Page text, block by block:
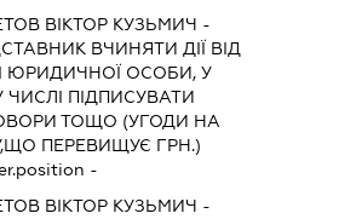
ВІКТОР КУЗЬМИЧ -
ВЧИНЯТИ ДІЇ ВІД
ЮРИДИЧНОЇ ОСОБИ, У
ЧИСЛІ ПІДПИСУВАТИ
ТОЩО (УГОДИ НА
ПЕРЕВИЩУЄ ГРН.)
-
ВІКТОР КУЗЬМИЧ -